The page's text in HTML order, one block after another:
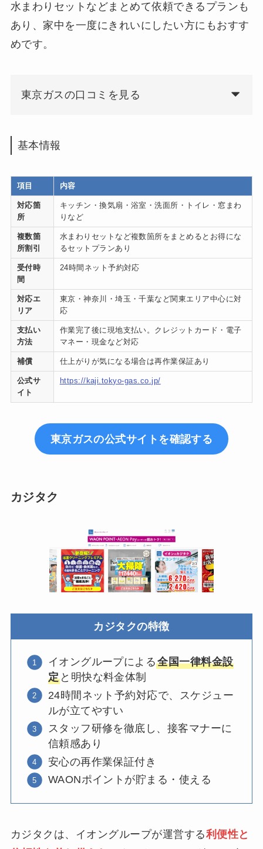
水まわりセットなどまとめて依頼できるプランも
あり、家中を一度にきれいにしたい方にもおすす
めです。
東京ガスの口コミを見る
基本情報
項目 内容
対応箇
所
キッチン・換気扇・浴室・洗面所・トイレ・窓まわ
りなど
複数箇
所割引
水まわりセットなど複数箇所をまとめるとお得にな
るセットプランあり
受付時
間
24時間ネット予約対応
対応エ
リア
東京・神奈川・埼玉・千葉など関東エリア中心に対
応
支払い
方法
作業完了後に現地支払い。クレジットカード・電子
マネー・現金など対応
補償 仕上がりが気になる場合は再作業保証あり
公式サ
イト
https://kaji.tokyo-gas.co.jp/
東京ガスの公式サイトを確認する
カジタク
カジタクの特徴
イオングループによる全国一律料金設
定 と明快な料金体制
24時間ネット予約対応で、スケジュー
ルが立てやすい
スタッフ研修を徹底し、接客マナーに
信頼感あり
安心の再作業保証付き
WAONポイントが貯まる・使える
カジタクは、イオングループが運営する利便性と